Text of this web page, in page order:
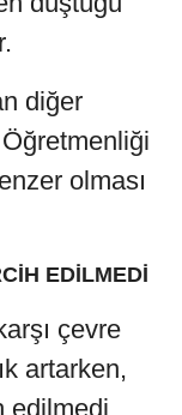
diğer
olması
EDİLMEDİ
çevre
artarken,